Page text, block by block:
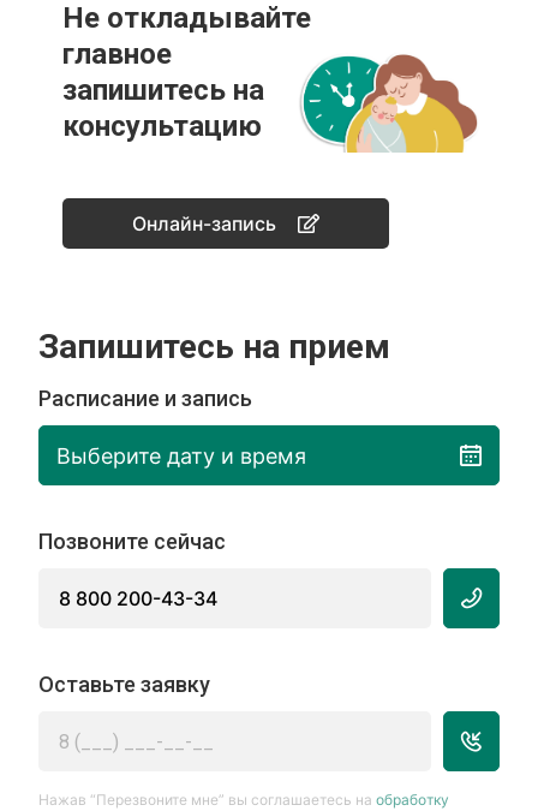
Не откладывайте
главное
запишитесь на
консультацию
Онлайн-запись
Запишитесь на прием
Расписание и запись
Выберите дату и время
Позвоните сейчас
8 800 200-43-34
Оставьте заявку
Нажав “Перезвоните мне” вы соглашаетесь наобработку